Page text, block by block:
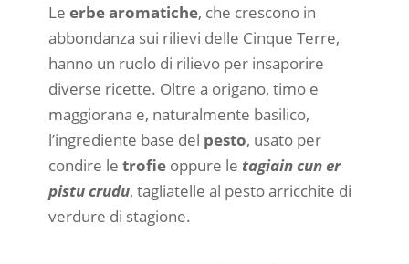
Le erbe aromatiche, che crescono in
abbondanza sui rilievi delle Cinque Terre,
hanno un ruolo di rilievo per insaporire
diverse ricette. Oltre a origano, timo e
maggiorana e, naturalmente basilico,
l’ingrediente base del pesto, usato per
condire le trofieoppure le tagiain cun er
pistu crudu, tagliatelle al pesto arricchite di
verdure di stagione.